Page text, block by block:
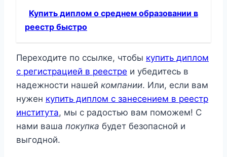
Купить диплом о среднем образовании в
реестр быстро
Переходите по ссылке, чтобы купить диплом
с регистрацией в реестре и убедитесь в
надежности нашей компании. Или, если вам
нужен купить диплом с занесением в реестр
института, мы с радостью вам поможем! С
нами ваша покупка будет безопасной и
выгодной.